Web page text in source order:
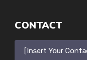
CONTACT
[Insert Your